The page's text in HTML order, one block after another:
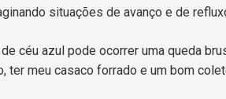
situações de avanço e de
céu azul pode ocorrer uma queda
ter meu casaco forrado e um bom